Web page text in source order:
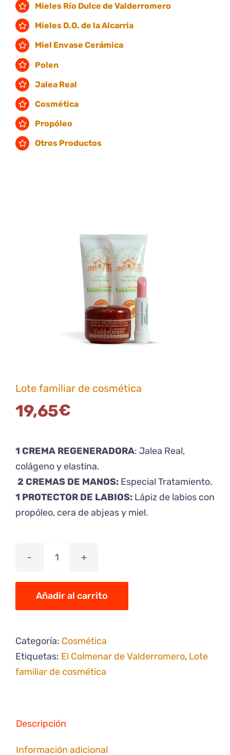
Lote familiar de cosmética
19,65€
1 CREMA REGENERADORA: Jalea Real,
colágeno y elastina.
2 CREMAS DE MANOS: Especial Tratamiento.
1 PROTECTOR DE LABIOS: Lápiz de labios con
propóleo, cera de abjeas y miel.
Lote
familiar
de
cosmética
Añadir al carrito
Categoría: Cosmética
Etiquetas: El Colmenar de Valderromero, Lote
familiar de cosmética
Descripción
Información adicional
Mieles Río Dulce de Valderromero
Mieles D.O. de la Alcarria
Miel Envase Cerámica
Polen
Jalea Real
Cosmética
Propóleo
Otros Productos